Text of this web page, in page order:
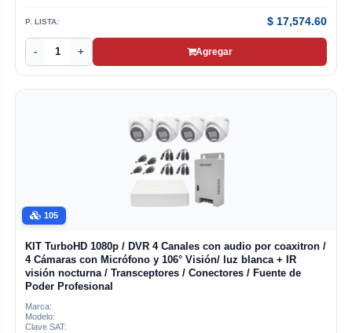
P. LISTA: $ 17,574.60
- + Agregar
105
KIT TurboHD 1080p / DVR 4 Canales con audio por coaxitron /
4 Cámaras con Micrófono y 106° Visión/ luz blanca + IR
visión nocturna / Transceptores / Conectores / Fuente de
Poder Profesional
Marca:
Modelo:
Clave SAT: